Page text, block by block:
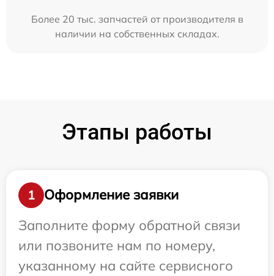
Более 20 тыс. запчастей от производителя в
наличии на собственных складах.
Этапы работы
1
Оформление заявки
Заполните форму обратной связи
или позвоните нам по номеру,
указанному на сайте сервисного